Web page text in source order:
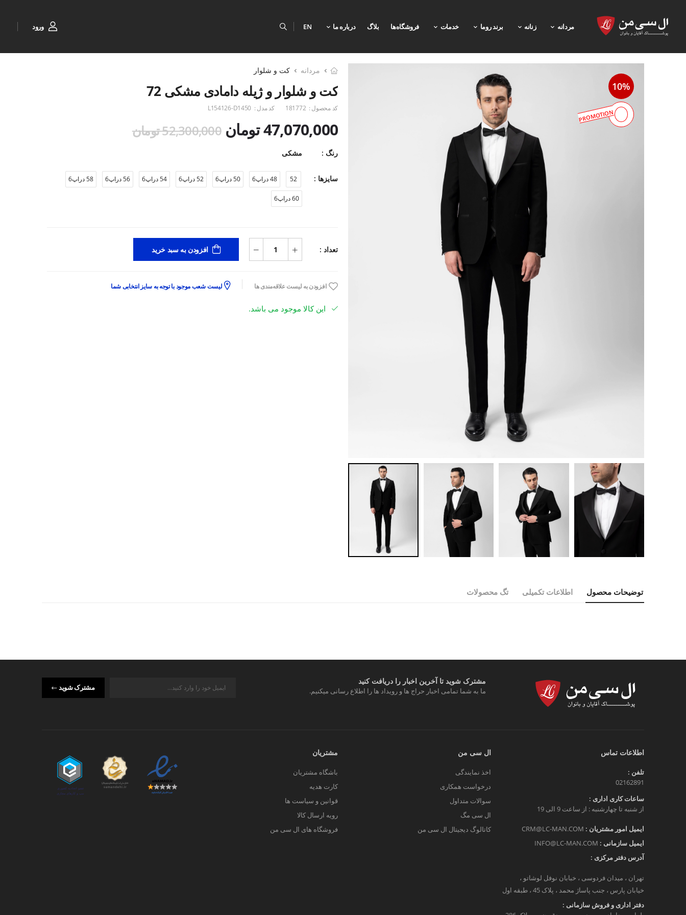
مردانه زنانه برند روما خدمات فروشگاه‌ها بلاگ درباره ما EN ورود
10%
PROMOTION
مردانه کت و شلوار
کت و شلوار و ژیله دامادی مشکی 72
کد محصول : 181772 کد مدل : L154126-D1450
47,070,000 تومان 52,300,000 تومان
رنگ : مشکی
سایزها : 52 48 دراپ6 50 دراپ6 52 دراپ6 54 دراپ6 56 دراپ6 58 دراپ6
60 دراپ6
تعداد : افزودن به سبد خرید
افزودن به لیست علاقه‌مندی ها لیست شعب موجود با توجه به سایز انتخابی شما
این کالا موجود می باشد.
توضیحات محصول اطلاعات تکمیلی تگ محصولات
مشترک شوید تا آخرین اخبار را دریافت کنید
ما به شما تمامی اخبار حراج ها و رویداد ها را اطلاع رسانی میکنیم. مشترک شوید
اطلاعات تماس
تلفن :
02162891
ساعات کاری اداری :
از شنبه تا چهارشنبه : از ساعت 9 الی 19
ایمیل امور مشتریان : CRM@LC-MAN.COM
ایمیل سازمانی : INFO@LC-MAN.COM
آدرس دفتر مرکزی :
تهران ، میدان فردوسی ، خبابان نوفل لوشاتو ،
خیابان پارس ، جنب پاساژ محمد ، پلاک 45 ، طبقه اول
دفتر اداری و فروش سازمانی :
ال سی من
اخذ نمایندگی
درخواست همکاری
سوالات متداول
ال سی مگ
کاتالوگ دیجیتال ال سی من
مشتریان
باشگاه مشتریان
کارت هدیه
قوانین و سیاست ها
رویه ارسال کالا
فروشگاه های ال سی من